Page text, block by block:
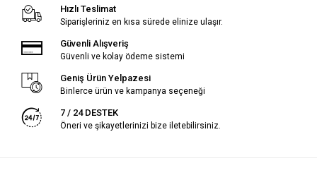
Hızlı Teslimat
Siparişleriniz en kısa sürede elinize ulaşır.
Güvenli Alışveriş
Güvenli ve kolay ödeme sistemi
Geniş Ürün Yelpazesi
Binlerce ürün ve kampanya seçeneği
7 / 24 DESTEK
Öneri ve şikayetlerinizi bize iletebilirsiniz.